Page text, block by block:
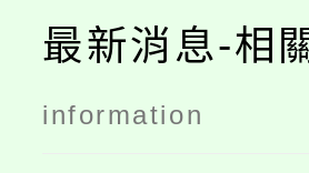
最新消息-相
information